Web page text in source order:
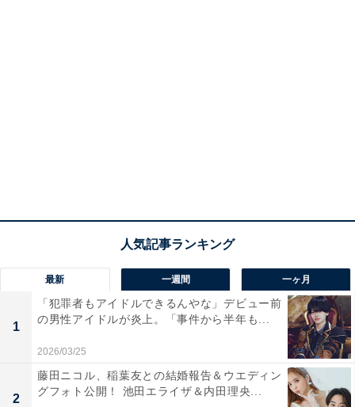
最新 一週間 一ヶ月
1
「犯罪者もアイドルできるんやな」デビュー前
の男性アイドルが炎上。「事件から半年も...
2026/03/25
2
藤田ニコル、稲葉友との結婚報告＆ウエディン
グフォト公開！ 池田エライザ＆内田理央...